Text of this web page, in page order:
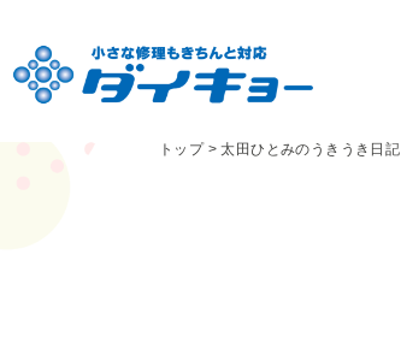
トップ>太田ひとみのうきうき日記